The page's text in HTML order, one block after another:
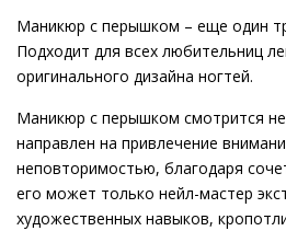
Маникюр с перышком – еще один
Подходит для всех любительниц
оригинального дизайна ногтей.
Маникюр с перышком смотрится
направлен на привлечение
неповторимостью, благодаря
его может только нейл-мастер
художественных навыков,